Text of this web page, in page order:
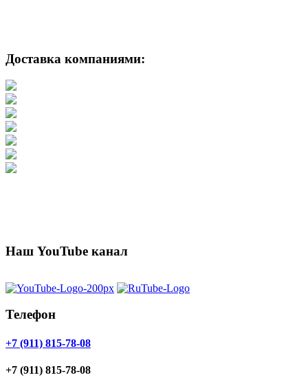
Доставка компаниями:
Наш YouTube канал
Телефон
+7 (911) 815-78-08
+7 (911) 815-78-08